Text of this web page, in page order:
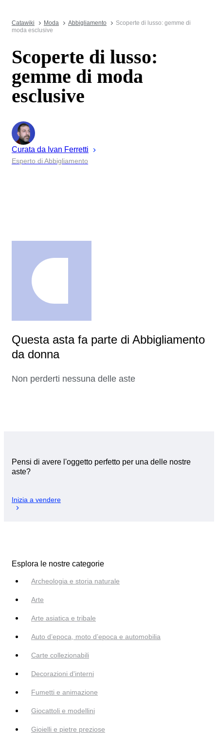
Catawiki Moda Abbigliamento
Scoperte di lusso: gemme di
moda esclusive
Scoperte di lusso:
gemme di moda
esclusive
Curata da Ivan Ferretti
Esperto di Abbigliamento
Questa asta fa parte di Abbigliamento
da donna
Non perderti nessuna delle aste
Pensi di avere l'oggetto perfetto per una delle nostre
aste?
Inizia a vendere
Esplora le nostre categorie
Archeologia e storia naturale
Arte
Arte asiatica e tribale
Auto d’epoca, moto d’epoca e automobilia
Carte collezionabili
Decorazioni d'interni
Fumetti e animazione
Giocattoli e modellini
Gioielli e pietre preziose